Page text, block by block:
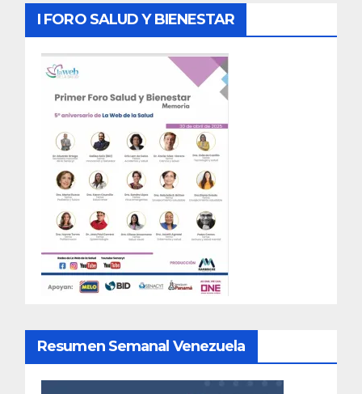
I FORO SALUD Y BIENESTAR
Resumen Semanal Venezuela